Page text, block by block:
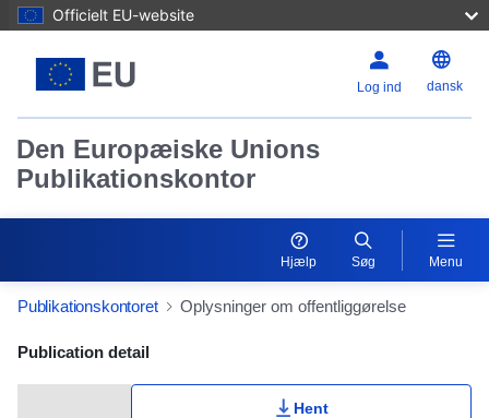
Officielt EU-website
Log ind dansk
Den Europæiske Unions
Publikationskontor
Hjælp Søg Menu
Publikationskontoret Oplysninger om offentliggørelse
Publication Detail Actions Portlet
Publication detail
Hent